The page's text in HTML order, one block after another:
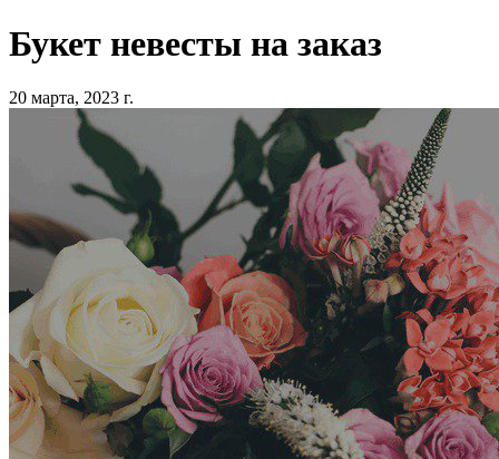
Букет невесты на заказ
20 марта, 2023 г.